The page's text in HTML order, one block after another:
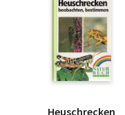
Heuschrecken